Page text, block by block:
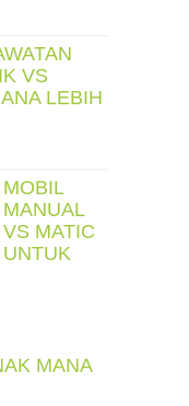
VS
LEBIH
MOBIL
MANUAL
VS MATIC
UNTUK
MANA